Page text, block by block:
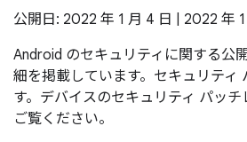
公開日: 2022 年 1 月 4 日 | 2022 年 1
Android のセキュリティに関する公
細を掲載しています。セキュリテ
す。デバイスのセキュリティ パッチ
ご覧ください。